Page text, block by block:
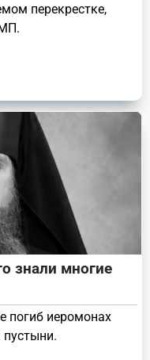
перекрестке,
знали многие
погиб иеромонах